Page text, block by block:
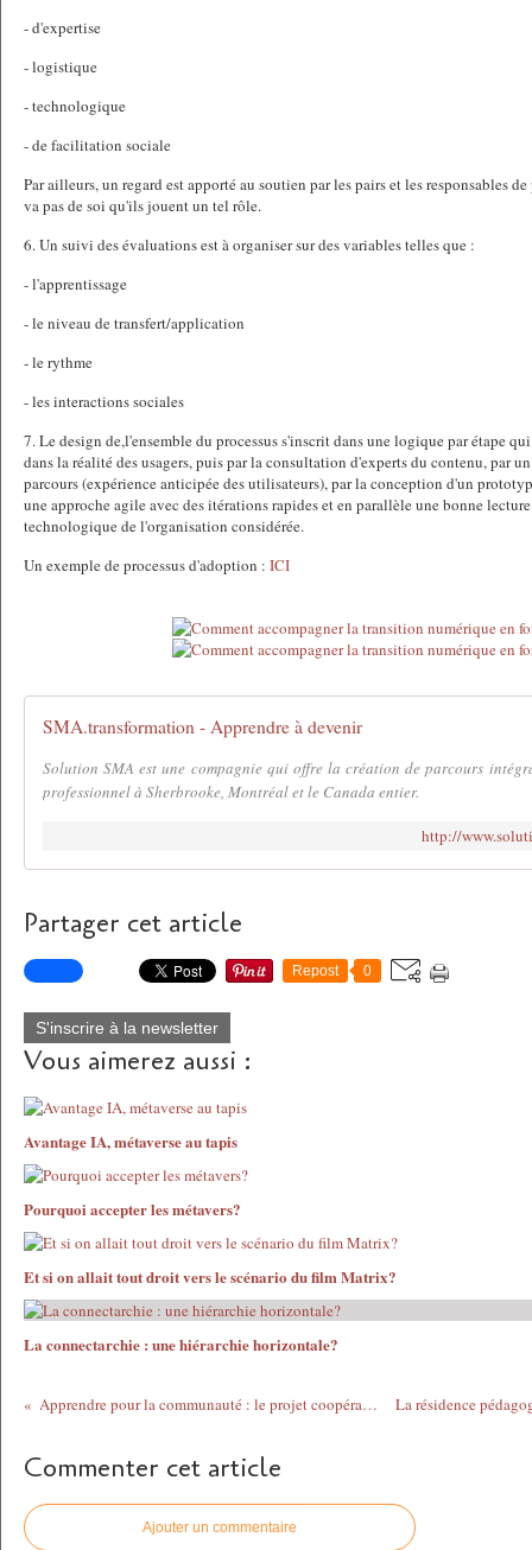
- d'expertise
- logistique
- technologique
- de facilitation sociale
Par ailleurs, un regard est apporté au soutien par les pairs et les responsables
va pas de soi qu'ils jouent un tel rôle.
6. Un suivi des évaluations est à organiser sur des variables telles que :
- l'apprentissage
- le niveau de transfert/application
- le rythme
- les interactions sociales
7. Le design de,l'ensemble du processus s'inscrit dans une logique par étape
dans la réalité des usagers, puis par la consultation d'experts du contenu, par
parcours (expérience anticipée des utilisateurs), par la conception d'un
une approche agile avec des itérations rapides et en parallèle une bonne
technologique de l'organisation considérée.
Un exemple de processus d'adoption : ICI
SMA.transformation - Apprendre à devenir
Solution SMA est une compagnie qui offre la création de parcours
professionnel à Sherbrooke, Montréal et le Canada entier.
http://
Partager cet article
Repost 0
S'inscrire à la newsletter
Vous aimerez aussi :
Avantage IA, métaverse au tapis
Pourquoi accepter les métavers?
Et si on allait tout droit vers le scénario du film Matrix?
La connectarchie : une hiérarchie horizontale?
Apprendre pour la communauté : le projet coopératif Desjardins
Commenter cet article
Ajouter un commentaire